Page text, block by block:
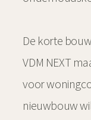
De korte
VDM NEXT
voor
nieuwbouw